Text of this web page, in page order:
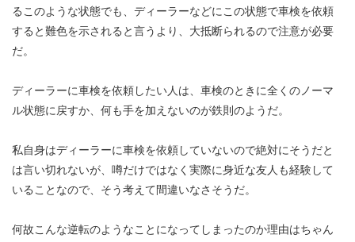
るこのような状態でも、ディーラーなどにこの状態で車検を依頼
すると難色を示されると言うより、大抵断られるので注意が必要
だ。
ディーラーに車検を依頼したい人は、車検のときに全くのノーマ
ル状態に戻すか、何も手を加えないのが鉄則のようだ。
私自身はディーラーに車検を依頼していないので絶対にそうだと
は言い切れないが、噂だけではなく実際に身近な友人も経験して
いることなので、そう考えて間違いなさそうだ。
何故こんな逆転のようなことになってしまったのか理由はちゃん